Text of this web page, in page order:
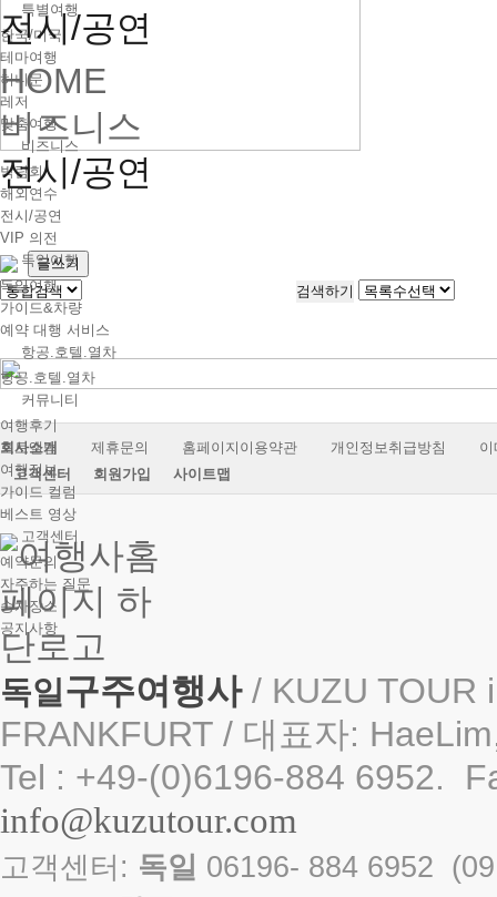
특별여행
한국/미국
테마여행
허니문
레저
맞춤여행
비즈니스
박람회
해외연수
전시/공연
VIP 의전
독일여행
독일여행
가이드&차량
예약 대행 서비스
항공.호텔.열차
항공.호텔.열차
커뮤니티
여행후기
포토앨범
여행정보
가이드 컬럼
베스트 영상
고객센터
예약문의
자주하는 질문
승차장소
공지사항
전시/공연
HOME
비즈니스
전시/공연
글쓰기
회사소개 제휴문의 홈페이지이용약관 개인정보취급방침
고객센터
회원가입 사이트맵
독일 구주여행사/ KUZU TOUR
FRANKFURT / 대표자:
Tel : +49-(0)6196-884 6952.
info@kuzutour.com
고객센터: 독일 06196- 884 6952